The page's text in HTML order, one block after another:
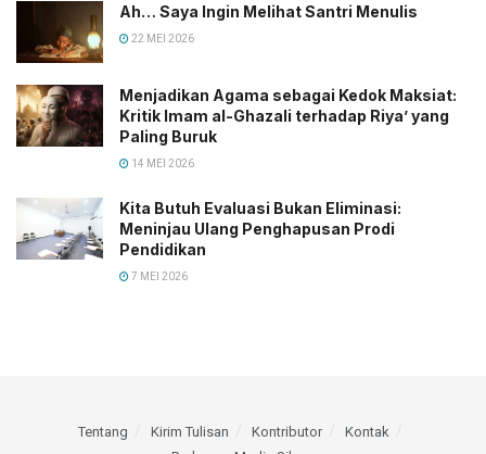
Ah… Saya Ingin Melihat Santri Menulis
22 MEI 2026
Menjadikan Agama sebagai Kedok Maksiat:
Kritik Imam al-Ghazali terhadap Riya’ yang
Paling Buruk
14 MEI 2026
Kita Butuh Evaluasi Bukan Eliminasi:
Meninjau Ulang Penghapusan Prodi
Pendidikan
7 MEI 2026
Tentang Kirim Tulisan Kontributor
Kontak